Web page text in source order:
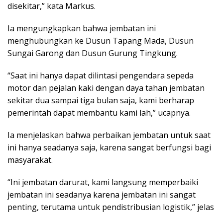
disekitar,” kata Markus.
Ia mengungkapkan bahwa jembatan ini
menghubungkan ke Dusun Tapang Mada, Dusun
Sungai Garong dan Dusun Gurung Tingkung.
“Saat ini hanya dapat dilintasi pengendara sepeda
motor dan pejalan kaki dengan daya tahan jembatan
sekitar dua sampai tiga bulan saja, kami berharap
pemerintah dapat membantu kami lah,” ucapnya.
Ia menjelaskan bahwa perbaikan jembatan untuk saat
ini hanya seadanya saja, karena sangat berfungsi bagi
masyarakat.
“Ini jembatan darurat, kami langsung memperbaiki
jembatan ini seadanya karena jembatan ini sangat
penting, terutama untuk pendistribusian logistik,” jelas